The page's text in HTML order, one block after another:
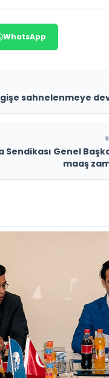
WhatsApp
sahnelenmeye
Genel
maaş